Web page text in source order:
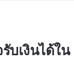
บเงินได้ใน